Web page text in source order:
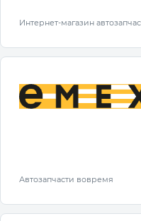
Интернет-магазин
Автозапчасти вовремя